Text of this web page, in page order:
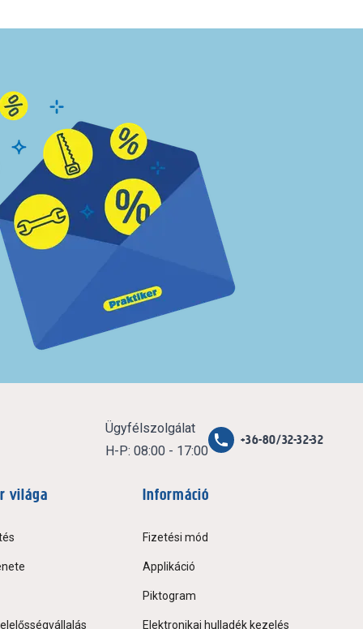
Ügyfélszolgálat
H-P: 08:00 - 17:00
+36-80/32-32-32
világa Információ
Fizetési mód
Applikáció
Piktogram
Elektronikai hulladék kezelés